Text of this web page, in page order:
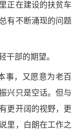
正在建设的扶贫车
有不断涌现的问题
干部的期望。
事，又愿意为老百
兴只是空话。但与
更开阔的视野，更
里，白朗在工作之